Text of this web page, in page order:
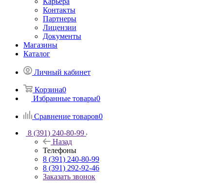
Контакты
Партнеры
Лицензии
Документы
Магазины
Каталог
Личный кабинет
Корзина0
Избранные товары0
Сравнение товаров0
8 (391) 240-80-99
Назад
Телефоны
8 (391) 240-80-99
8 (391) 292-92-46
Заказать звонок